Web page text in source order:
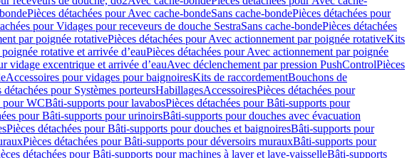
Pièces détachées pour Avec cache-bondeSans cache-bondePièces détachées pour
pour Vidages pour receveurs de douche SestraSans cache-bondePièces détachées
par poignée rotativePièces détachées pour Avec actionnement par poignée rotativeKits
rotative et arrivée d’eauPièces détachées pour Avec actionnement par poignée
vidage excentrique et arrivée d’eauAvec déclenchement par pression PushControlPièces
Accessoires pour vidages pour baignoiresKits de raccordementBouchons de
détachées pour Systèmes porteursHabillagesAccessoiresPièces détachées pour
pour WCBâti-supports pour lavabosPièces détachées pour Bâti-supports pour
pour Bâti-supports pour urinoirsBâti-supports pour douches avec évacuation
Pièces détachées pour Bâti-supports pour douches et baignoiresBâti-supports pour
Pièces détachées pour Bâti-supports pour déversoirs murauxBâti-supports pour
détachées pour Bâti-supports pour machines à laver et lave-vaisselleBâti-supports